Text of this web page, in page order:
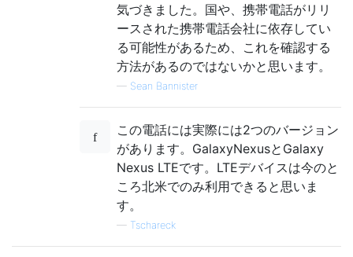
気づきました。国や、携帯電話がリリ
ースされた携帯電話会社に依存してい
る可能性があるため、これを確認する
方法があるのではないかと思います。
— Sean Bannister
この電話には実際には2つのバージョン
があります。GalaxyNexusとGalaxy
Nexus LTEです。LTEデバイスは今のと
ころ北米でのみ利用できると思いま
す。
— Tschareck